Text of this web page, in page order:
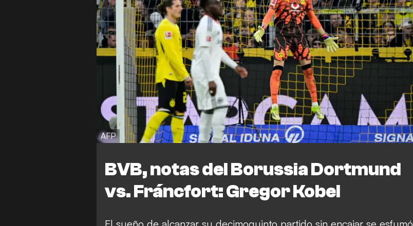
AFP
BVB, notas del Borussia Dortmund
vs. Fráncfort: Gregor Kobel